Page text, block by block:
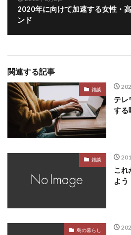
2020年に向けて加速する女性・
ンド
関連する記事
雑談
テレ
する
雑談
これ
よう
島の暮らし